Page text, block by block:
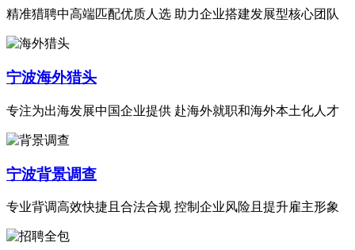
精准猎聘中高端匹配优质人选 助力企业搭建发展型核心团队
宁波海外猎头
专注为出海发展中国企业提供 赴海外就职和海外本土化人才
宁波背景调查
专业背调高效快捷且合法合规 控制企业风险且提升雇主形象